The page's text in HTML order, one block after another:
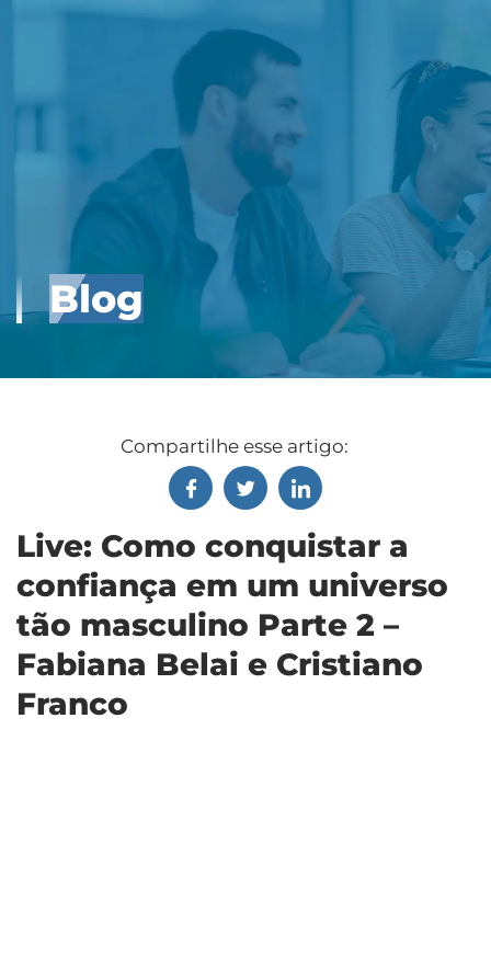
Blog
Compartilhe esse artigo:
Live: Como conquistar a
confiança em um universo
tão masculino Parte 2 –
Fabiana Belai e Cristiano
Franco